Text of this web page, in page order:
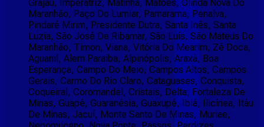
Grajaú, Imperatriz, Matinha, Matões, Olinda Nova Do
Maranhão, Paço Do Lumiar, Parnarama, Penalva,
Pindaré Mirim, Presidente Dutra, Santa Inês, Santa
Luzia, São José De Ribamar, São Luís, São Mateus Do
Maranhão, Timon, Viana, Vitória Do Mearim, Zé Doca,
Aguanil, Alem Paraiba, Alpinópolis, Araxá, Boa
Esperança, Campo Do Meio, Campos Altos, Campos
Gerais, Carmo Do Rio Claro, Cataguases, Conquista,
Coqueiral, Coromandel, Cristais, Delta, Fortaleza De
Minas, Guapé, Guaranésia, Guaxupé, Ibiá, Ilicínea, Itáu
De Minas, Jacuí, Monte Santo De Minas, Muriae,